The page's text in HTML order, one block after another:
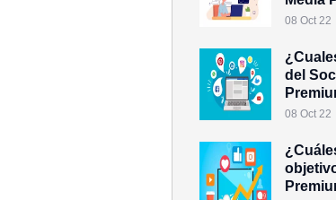
08 Oct 22
del
08 Oct 22